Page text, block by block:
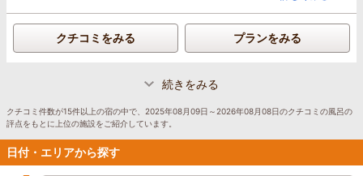
クチコミをみる プランをみる
続きをみる
クチコミ件数が15件以上の宿の中で、2025年08月09日～2026年08月08日のクチコミの風呂の
評点をもとに上位の施設をご紹介しています。
日付・エリアから探す